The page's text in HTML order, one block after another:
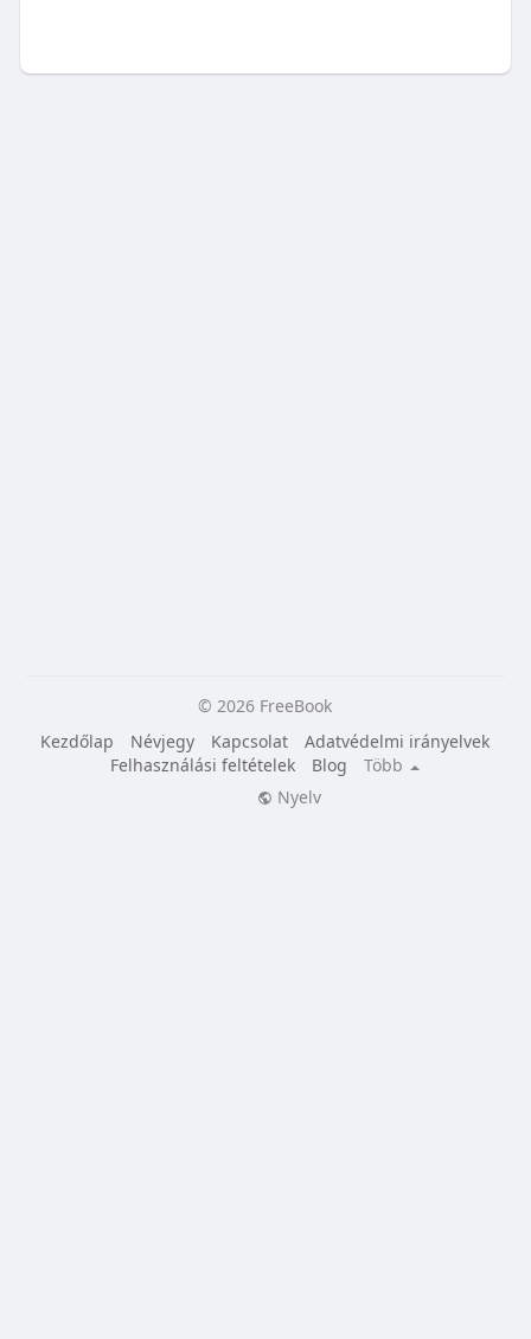
© 2026 FreeBook
Kezdőlap
Névjegy Kapcsolat
Adatvédelmi irányelvek
Felhasználási feltételek
Blog
Több
Nyelv